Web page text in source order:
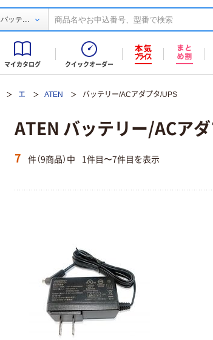
バッテ...
マイカタログ クイックオーダー
エ ATEN バッテリー/ACアダプタ/UPS
ATEN バッテリー/ACア
7 件（9商品）中 1件目〜7件目を表示